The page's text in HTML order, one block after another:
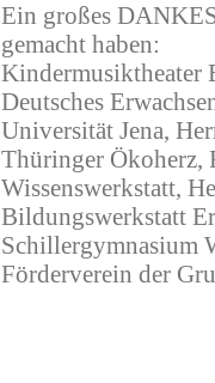
Ein großes
gemacht haben:
Kindermusiktheater
Deutsches
Universität Jena,
Thüringer Ökoherz,
Wissenswerkstatt,
Bildungswerkstatt
Schillergymnasium
Förderverein der